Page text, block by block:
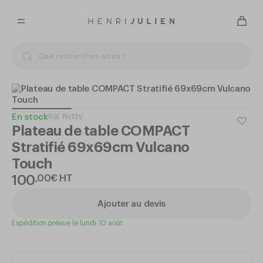
En stockRéf. PH13V
Plateau de table COMPACT
Stratifié 69x69cm Vulcano
Touch
100,00€ HT
Ajouter au devis
Expédition prévue le lundi 10 août